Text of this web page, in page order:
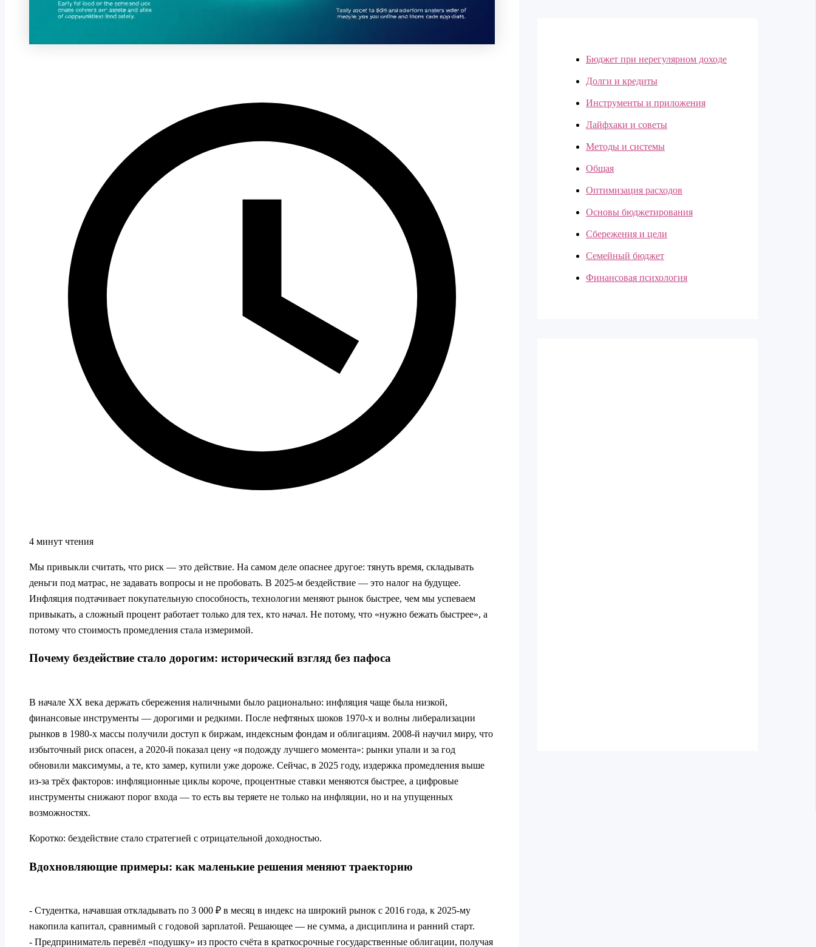
4 минут чтения
Мы привыкли считать, что риск — это действие. На самом деле опаснее другое: тянуть время, складывать
деньги под матрас, не задавать вопросы и не пробовать. В 2025‑м бездействие — это налог на будущее.
Инфляция подтачивает покупательную способность, технологии меняют рынок быстрее, чем мы успеваем
привыкать, а сложный процент работает только для тех, кто начал. Не потому, что «нужно бежать быстрее», а
потому что стоимость промедления стала измеримой.
Почему бездействие стало дорогим: исторический взгляд без пафоса
В начале XX века держать сбережения наличными было рационально: инфляция чаще была низкой,
финансовые инструменты — дорогими и редкими. После нефтяных шоков 1970‑х и волны либерализации
рынков в 1980‑х массы получили доступ к биржам, индексным фондам и облигациям. 2008‑й научил миру, что
избыточный риск опасен, а 2020‑й показал цену «я подожду лучшего момента»: рынки упали и за год
обновили максимумы, а те, кто замер, купили уже дороже. Сейчас, в 2025 году, издержка промедления выше
из‑за трёх факторов: инфляционные циклы короче, процентные ставки меняются быстрее, а цифровые
инструменты снижают порог входа — то есть вы теряете не только на инфляции, но и на упущенных
возможностях.
Коротко: бездействие стало стратегией с отрицательной доходностью.
Вдохновляющие примеры: как маленькие решения меняют траекторию
- Студентка, начавшая откладывать по 3 000 ₽ в месяц в индекс на широкий рынок с 2016 года, к 2025‑му
накопила капитал, сравнимый с годовой зарплатой. Решающее — не сумма, а дисциплина и ранний старт.
- Предприниматель перевёл «подушку» из просто счёта в краткосрочные государственные облигации, получая
Бюджет при нерегулярном доходе
Долги и кредиты
Инструменты и приложения
Лайфхаки и советы
Методы и системы
Общая
Оптимизация расходов
Основы бюджетирования
Сбережения и цели
Семейный бюджет
Финансовая психология